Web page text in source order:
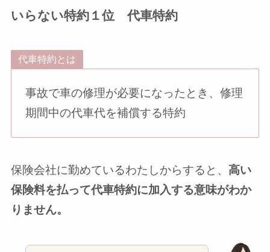
いらない特約１位 代車特約
代車特約とは
事故で車の修理が必要になったとき、修理
期間中の代車代を補償する特約
保険会社に勤めているわたしからすると、 高い
保険料を払って代車特約に加入する意味がわか
りません。